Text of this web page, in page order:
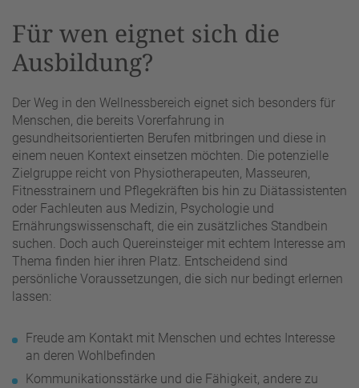
Für wen eignet sich die
Ausbildung?
Der Weg in den Wellnessbereich eignet sich besonders für
Menschen, die bereits Vorerfahrung in
gesundheitsorientierten Berufen mitbringen und diese in
einem neuen Kontext einsetzen möchten. Die potenzielle
Zielgruppe reicht von Physiotherapeuten, Masseuren,
Fitnesstrainern und Pflegekräften bis hin zu Diätassistenten
oder Fachleuten aus Medizin, Psychologie und
Ernährungswissenschaft, die ein zusätzliches Standbein
suchen. Doch auch Quereinsteiger mit echtem Interesse am
Thema finden hier ihren Platz. Entscheidend sind
persönliche Voraussetzungen, die sich nur bedingt erlernen
lassen:
Freude am Kontakt mit Menschen und echtes Interesse
an deren Wohlbefinden
Kommunikationsstärke und die Fähigkeit, andere zu